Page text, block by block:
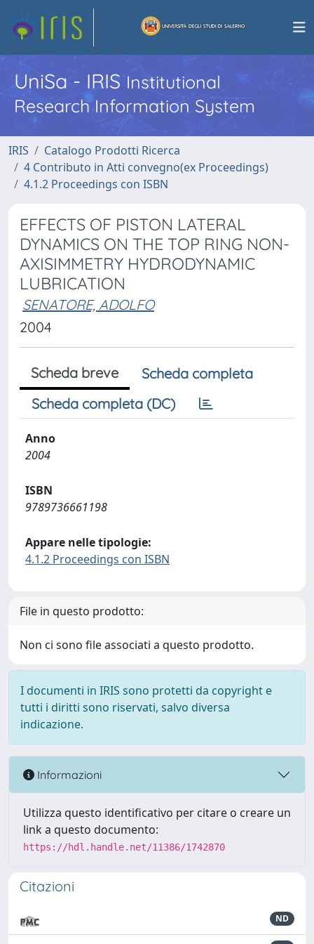
UniSa - IRISInstitutional
Research Information System
IRIS
Catalogo Prodotti Ricerca
4 Contributo in Atti convegno(ex Proceedings)
4.1.2 Proceedings con ISBN
EFFECTS OF PISTON LATERAL
DYNAMICS ON THE TOP RING NON-
AXISIMMETRY HYDRODYNAMIC
LUBRICATION
SENATORE, ADOLFO
2004
Scheda breve
Scheda completa
Scheda completa (DC)
Anno
2004
ISBN
9789736661198
Appare nelle tipologie:
4.1.2 Proceedings con ISBN
File in questo prodotto:
Non ci sono file associati a questo prodotto.
I documenti in IRIS sono protetti da copyright e
tutti i diritti sono riservati, salvo diversa
indicazione.
Informazioni
Utilizza questo identificativo per citare o creare un
link a questo documento:
https://hdl.handle.net/11386/1742870
Citazioni
ND